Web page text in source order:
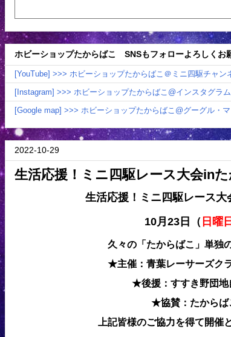
ホビーショップたからばこ SNSもフォローよろしくお
[YouTube] >>> ホビーショップたからばこ＠ミニ四駆チャン
[Instagram] >>> ホビーショップたからばこ@インスタグラム
[Google map] >>> ホビーショップたからばこ@グーグル・
2022-10-29
生活応援！ミニ四駆レース大会inた
生活応援！ミニ四駆レース大
10月23日（ 日曜日
久々の「たからばこ」単独
★主催：青葉レーサーズク
★後援：すすき野団地
★協賛：たからば
上記皆様のご協力を得て開催